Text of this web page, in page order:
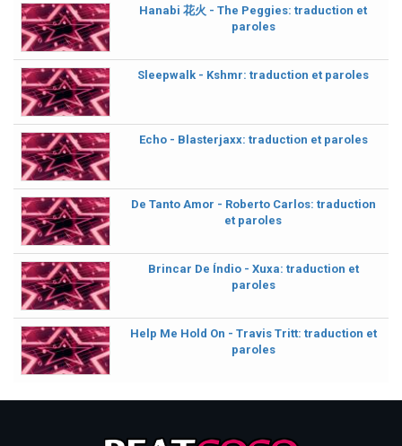
Hanabi 花火 - The Peggies: traduction et
paroles
Sleepwalk - Kshmr: traduction et paroles
Echo - Blasterjaxx: traduction et paroles
De Tanto Amor - Roberto Carlos: traduction
et paroles
Brincar De Índio - Xuxa: traduction et
paroles
Help Me Hold On - Travis Tritt: traduction et
paroles